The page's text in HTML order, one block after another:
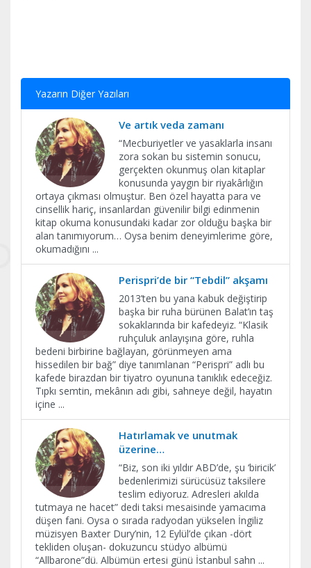
Yazarın Diğer Yazıları
Ve artık veda zamanı
​“Mecburiyetler ve yasaklarla insanı
zora sokan bu sistemin sonucu,
gerçekten okunmuş olan kitaplar
konusunda yaygın bir riyakârlığın
ortaya çıkması olmuştur. Ben özel hayatta para ve
cinsellik hariç, insanlardan güvenilir bilgi edinmenin
kitap okuma konusundaki kadar zor olduğu başka bir
alan tanımıyorum… Oysa benim deneyimlerime göre,
okumadığını ...
Perispri’de bir “Tebdil” akşamı
2013’ten bu yana kabuk değiştirip
başka bir ruha bürünen Balat’ın taş
sokaklarında bir kafedeyiz. “Klasik
ruhçuluk anlayışına göre, ruhla
bedeni birbirine bağlayan, görünmeyen ama
hissedilen bir bağ” diye tanımlanan “Perispri” adlı bu
kafede birazdan bir tiyatro oyununa tanıklık edeceğiz.
Tıpkı semtin, mekânın adı gibi, sahneye değil, hayatın
içine ...
Hatırlamak ve unutmak
üzerine…
“Biz, son iki yıldır ABD’de, şu ‘biricik’
bedenlerimizi sürücüsüz taksilere
teslim ediyoruz. Adresleri akılda
tutmaya ne hacet” dedi taksi mesaisinde yamacıma
düşen fani. Oysa o sırada radyodan yükselen İngiliz
müzisyen Baxter Dury’nin, 12 Eylül’de çıkan -dört
tekliden oluşan- dokuzuncu stüdyo albümü
“Allbarone”dü. Albümün ertesi günü İstanbul sahn ...